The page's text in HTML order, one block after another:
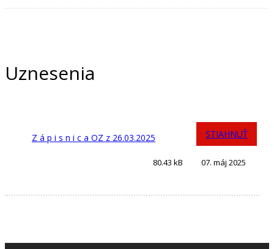
Uznesenia
Z á p i s n i c a OZ z 26.03.2025 STIAHNUŤ
80.43 kB 07. máj 2025